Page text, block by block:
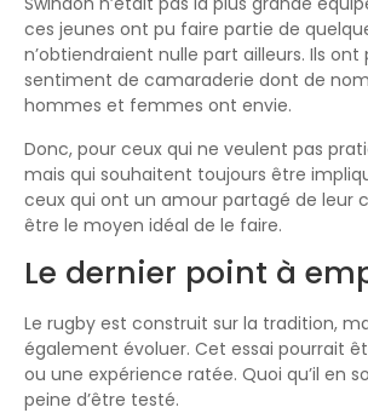
ces jeunes ont pu faire partie de
n’obtiendraient nulle part ailleurs. Ils
sentiment de camaraderie dont de
hommes et femmes ont envie.
Donc, pour ceux qui ne veulent pas
mais qui souhaitent toujours être
ceux qui ont un amour partagé de leur
être le moyen idéal de le faire.
Le dernier point à
Le rugby est construit sur la tradition,
également évoluer. Cet essai pourrait
ou une expérience ratée. Quoi qu’il en
peine d’être testé.